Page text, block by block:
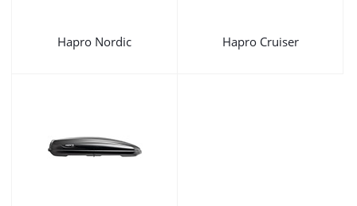
Hapro Nordic Hapro Cruiser